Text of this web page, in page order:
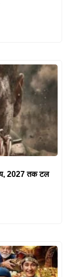
2027 तक टल